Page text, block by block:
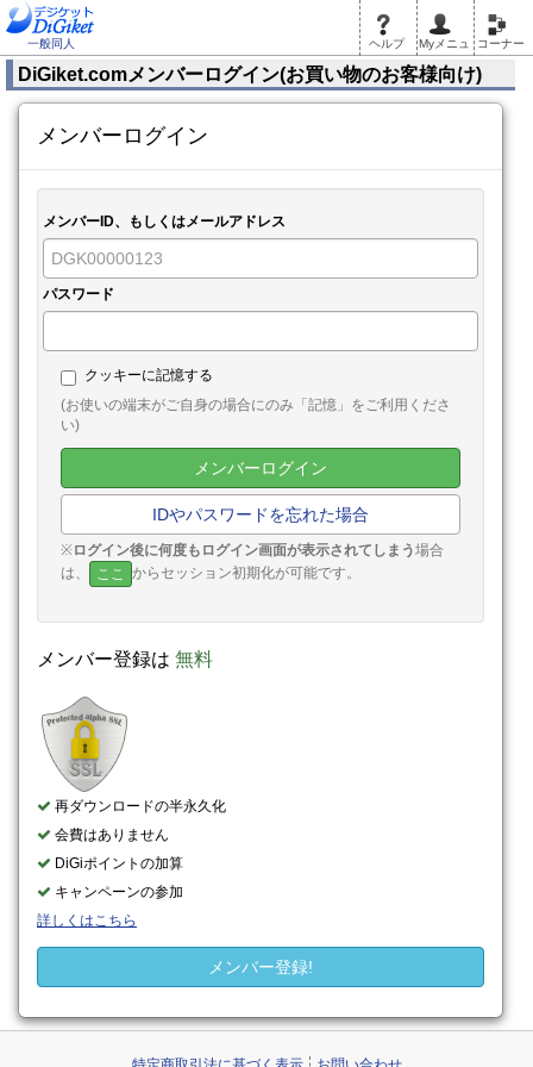
一般同人 ヘルプ Myメニュ コーナー
DiGiket.comメンバーログイン(お買い物のお客様向け)
メンバーログイン
メンバーID、もしくはメールアドレス
パスワード
クッキーに記憶する
(お使いの端末がご自身の場合にのみ「記憶」をご利用くださ
い)
メンバーログイン
IDやパスワードを忘れた場合
※ログイン後に何度もログイン画面が表示されてしまう場合
は、
ここ からセッション初期化が可能です。
メンバー登録は 無料
再ダウンロードの半永久化
会費はありません
DiGiポイントの加算
キャンペーンの参加
詳しくはこちら
メンバー登録!